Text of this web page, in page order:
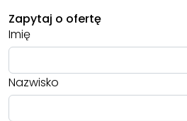
Zapytaj o ofertę
Imię
Nazwisko